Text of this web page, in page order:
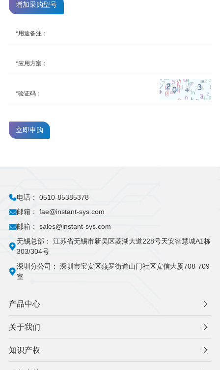
增加采购型号
*用途备注：
*应用方案：
*验证码：
立即申购
电话： 0510-85385378
邮箱：
fae@instant-sys.com
邮箱：
sales@instant-sys.com
无锡总部：
江苏省无锡市新吴区菱湖大道228号天安智慧城A1栋
303/304号
深圳分公司：
深圳市宝安区燕罗街道山门社区安信大厦708-709
室
产品中心
关于我们
知识产权